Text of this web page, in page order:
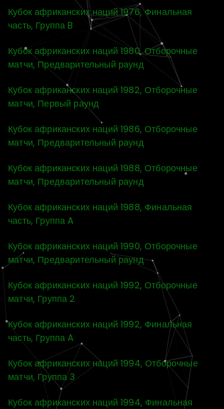
Кубок африканских наций 1976, Финальная
часть, Группа B
Кубок африканских наций 1980, Отборочные
матчи, Предварительный раунд
Кубок африканских наций 1982, Отборочные
матчи, Первый раунд
Кубок африканских наций 1986, Отборочные
матчи, Предварительный раунд
Кубок африканских наций 1988, Отборочные
матчи, Предварительный раунд
Кубок африканских наций 1988, Финальная
часть, Группа A
Кубок африканских наций 1990, Отборочные
матчи, Предварительный раунд
Кубок африканских наций 1992, Отборочные
матчи, Группа 2
Кубок африканских наций 1992, Финальная
часть, Группа A
Кубок африканских наций 1994, Отборочные
матчи, Группа 3
Кубок африканских наций 1994, Финальная